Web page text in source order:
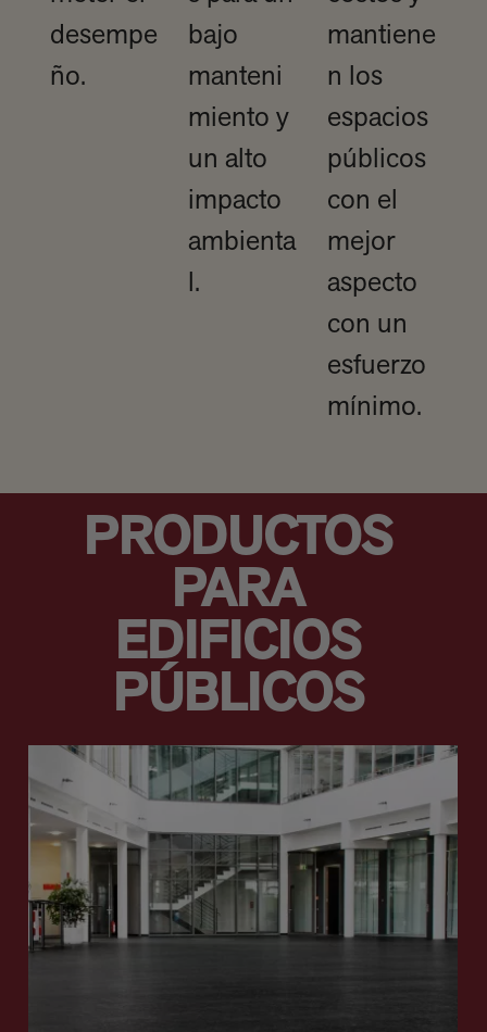
desempe
ño.
bajo
manteni
miento y
un alto
impacto
ambienta
l.
mantiene
n los
espacios
públicos
con el
mejor
aspecto
con un
esfuerzo
mínimo.
PRODUCTOS
PARA
EDIFICIOS
PÚBLICOS